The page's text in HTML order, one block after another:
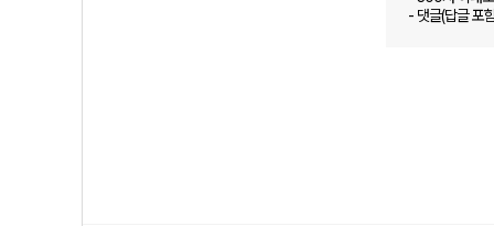
- 댓글(답글 포